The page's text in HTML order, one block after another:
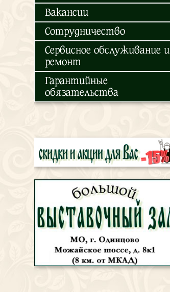
Вакансии
Сотрудничество
Сервисное обслуживание и
ремонт
Гарантийные
обязательства